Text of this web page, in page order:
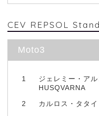
CEV REPSOL
Moto3
1
ジェレミー・アル
HUSQVARNA
2 カルロス・タタ